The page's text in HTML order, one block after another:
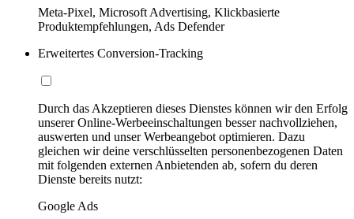
Meta-Pixel, Microsoft Advertising, Klickbasierte
Produktempfehlungen, Ads Defender
Erweitertes Conversion-Tracking
Durch das Akzeptieren dieses Dienstes können wir den Erfolg
unserer Online-Werbeeinschaltungen besser nachvollziehen,
auswerten und unser Werbeangebot optimieren. Dazu
gleichen wir deine verschlüsselten personenbezogenen Daten
mit folgenden externen Anbietenden ab, sofern du deren
Dienste bereits nutzt:
Google Ads